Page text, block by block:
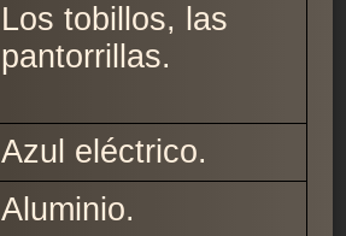
Los tobillos, las
pantorrillas.
Azul eléctrico.
Aluminio.